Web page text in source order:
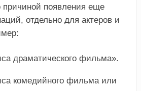
причиной появления еще
отдельно для актеров и
драматического фильма».
комедийного фильма или